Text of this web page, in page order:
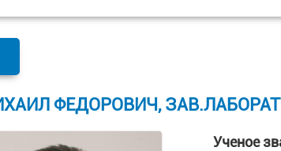
ФЕДОРОВИЧ,
Ученое